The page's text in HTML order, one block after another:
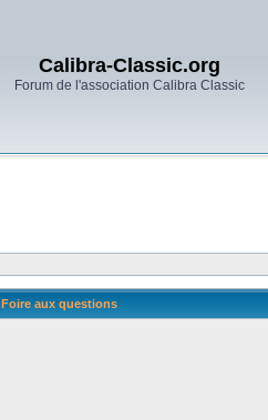
Calibra-Classic.org
Forum de l'association Calibra Classic
Foire aux questions